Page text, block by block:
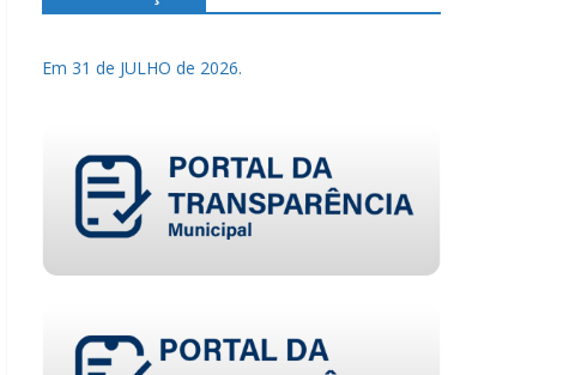
Em 31 de JULHO de 2026.